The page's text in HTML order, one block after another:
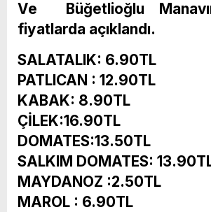
Ve Büğetlioğlu
fiyatlarda açıklandı.
SALATALIK: 6.90TL
PATLICAN : 12.90TL
KABAK: 8.90TL
ÇİLEK:16.90TL
DOMATES:13.50TL
SALKIM DOMATES:
MAYDANOZ :2.50TL
MAROL : 6.90TL